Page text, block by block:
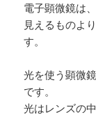
電子顕微鏡は
見えるものよ
す。
光を使う顕微
です。
光はレンズの